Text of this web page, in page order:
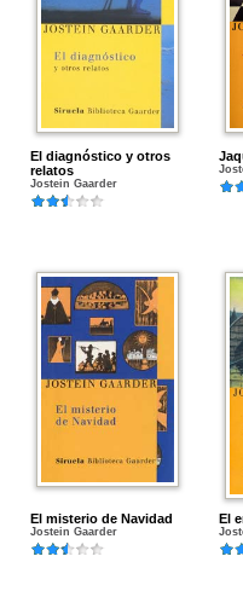
El diagnóstico y otros
relatos
Jostein Gaarder
El misterio de Navidad
Jostein Gaarder
El